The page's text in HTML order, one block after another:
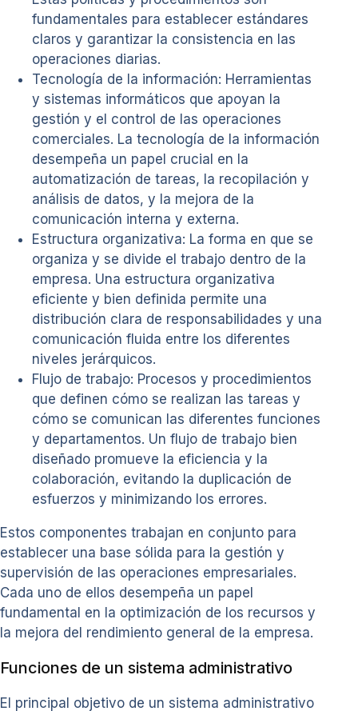
fundamentales para establecer estándares
claros y garantizar la consistencia en las
operaciones diarias.
Tecnología de la información: Herramientas
y sistemas informáticos que apoyan la
gestión y el control de las operaciones
comerciales. La tecnología de la información
desempeña un papel crucial en la
automatización de tareas, la recopilación y
análisis de datos, y la mejora de la
comunicación interna y externa.
Estructura organizativa: La forma en que se
organiza y se divide el trabajo dentro de la
empresa. Una estructura organizativa
eficiente y bien definida permite una
distribución clara de responsabilidades y una
comunicación fluida entre los diferentes
niveles jerárquicos.
Flujo de trabajo: Procesos y procedimientos
que definen cómo se realizan las tareas y
cómo se comunican las diferentes funciones
y departamentos. Un flujo de trabajo bien
diseñado promueve la eficiencia y la
colaboración, evitando la duplicación de
esfuerzos y minimizando los errores.
Estos componentes trabajan en conjunto para
establecer una base sólida para la gestión y
supervisión de las operaciones empresariales.
Cada uno de ellos desempeña un papel
fundamental en la optimización de los recursos y
la mejora del rendimiento general de la empresa.
Funciones de un sistema administrativo
El principal objetivo de un sistema administrativo